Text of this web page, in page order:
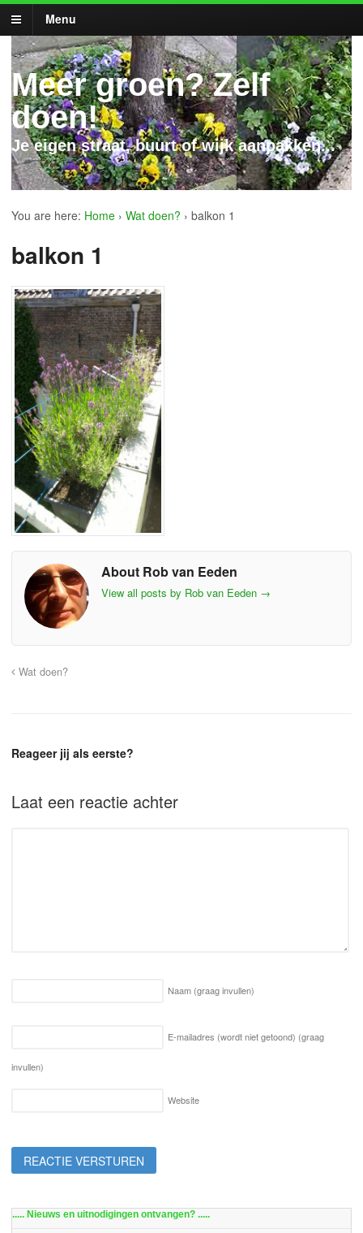
Menu
Meer groen? Zelf
doen!
Je eigen straat, buurt of wijk aanpakken...
You are here: Home › Wat doen? › balkon 1
balkon 1
About Rob van Eeden
View all posts by Rob van Eeden →
Wat doen?
Reageer jij als eerste?
Laat een reactie achter
Naam (graag invullen)
E-mailadres (wordt niet getoond) (graag
invullen)
Website
..... Nieuws en uitnodigingen ontvangen? .....